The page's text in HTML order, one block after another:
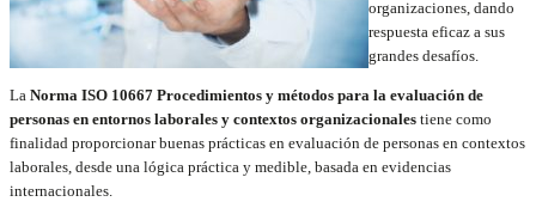
organizaciones, dando
respuesta eficaz a sus
grandes desafíos.
La Norma ISO 10667 Procedimientos y métodos para la evaluación de
personas en entornos laborales y contextos organizacionales tiene como
finalidad proporcionar buenas prácticas en evaluación de personas en contextos
laborales, desde una lógica práctica y medible, basada en evidencias
internacionales.